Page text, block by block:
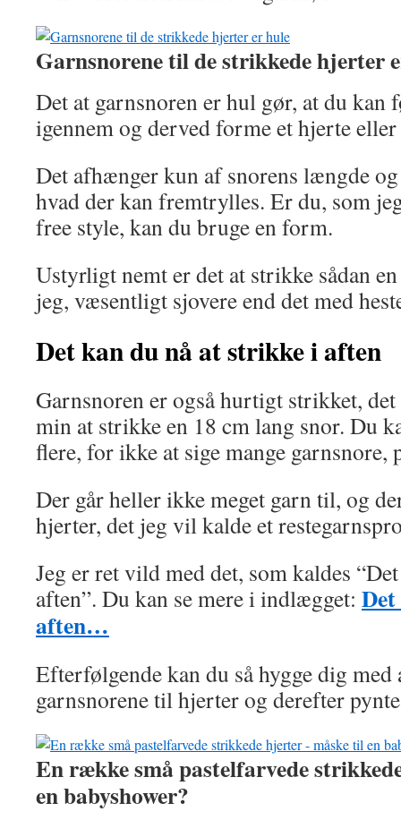
Garnsnorene til de strikkede hjerter
Det at garnsnoren er hul gør, at du kan
igennem og derved forme et hjerte
Det afhænger kun af snorens længde
hvad der kan fremtrylles. Er du, som
free style, kan du bruge en form.
Ustyrligt nemt er det at strikke sådan
jeg, væsentligt sjovere end det med
Det kan du nå at strikke i aften
Garnsnoren er også hurtigt strikket,
min at strikke en 18 cm lang snor. Du
flere, for ikke at sige mange garnsnore,
Der går heller ikke meget garn til, og
hjerter, det jeg vil kalde et
Jeg er ret vild med det, som kaldes
aften”. Du kan se mere i indlægget:
aften…
Efterfølgende kan du så hygge dig
garnsnorene til hjerter og derefter
En række små pastelfarvede
en babyshower?